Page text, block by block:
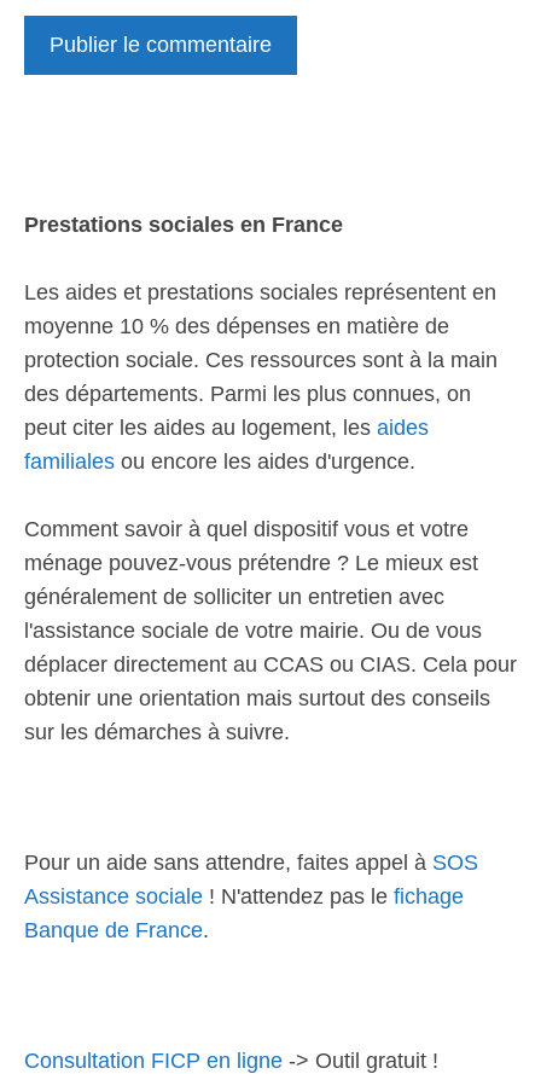
Prestations sociales en France
Les aides et prestations sociales représentent en
moyenne 10 % des dépenses en matière de
protection sociale. Ces ressources sont à la main
des départements. Parmi les plus connues, on
peut citer les aides au logement, les aides
familiales ou encore les aides d'urgence.
Comment savoir à quel dispositif vous et votre
ménage pouvez-vous prétendre ? Le mieux est
généralement de solliciter un entretien avec
l'assistance sociale de votre mairie. Ou de vous
déplacer directement au CCAS ou CIAS. Cela pour
obtenir une orientation mais surtout des conseils
sur les démarches à suivre.
Pour un aide sans attendre, faites appel à SOS
Assistance sociale ! N'attendez pas le fichage
Banque de France.
Consultation FICP en ligne -> Outil gratuit !